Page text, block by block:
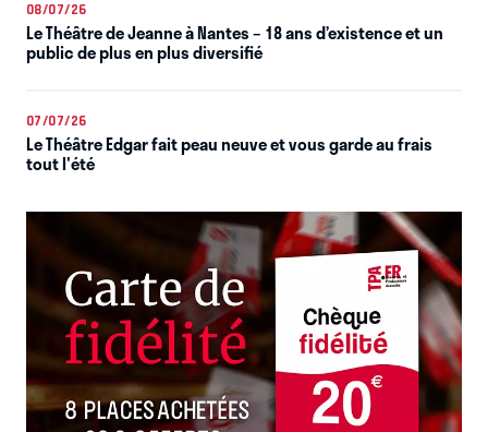
08/07/26
Le Théâtre de Jeanne à Nantes – 18 ans d’existence et un
public de plus en plus diversifié
07/07/26
Le Théâtre Edgar fait peau neuve et vous garde au frais
tout l'été